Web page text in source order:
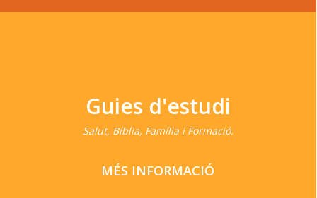
Guies d'estudi
Salut, Bíblia, Família i Formació.
MÉS INFORMACIÓ